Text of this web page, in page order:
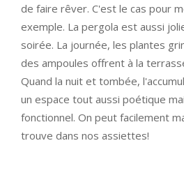
de faire rêver. C'est le cas pour
exemple. La pergola est aussi
soirée. La journée, les plantes
des ampoules offrent à la
Quand la nuit et tombée,
un espace tout aussi poétique
fonctionnel. On peut facilement
trouve dans nos assiettes!